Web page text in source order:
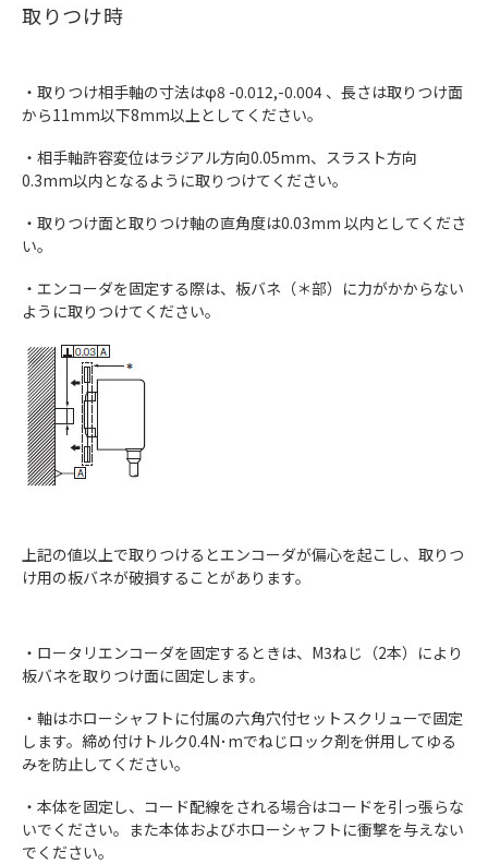
取りつけ時
・取りつけ相手軸の寸法はφ8 -0.012,-0.004 、長さは取りつけ面
から11mm以下8mm以上としてください。
・相手軸許容変位はラジアル方向0.05mm、スラスト方向
0.3mm以内となるように取りつけてください。
・取りつけ面と取りつけ軸の直角度は0.03mm 以内としてくださ
い。
・エンコーダを固定する際は、板バネ（＊部）に力がかからない
ように取りつけてください。
上記の値以上で取りつけるとエンコーダが偏心を起こし、取りつ
け用の板バネが破損することがあります。
・ロータリエンコーダを固定するときは、M3ねじ（2本）により
板バネを取りつけ面に固定します。
・軸はホローシャフトに付属の六角穴付セットスクリューで固定
します。締め付けトルク0.4N･mでねじロック剤を併用してゆる
みを防止してください。
・本体を固定し、コード配線をされる場合はコードを引っ張らな
いでください。また本体およびホローシャフトに衝撃を与えない
でください。